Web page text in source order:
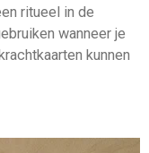
ritueel in de
wanneer je
kunnen